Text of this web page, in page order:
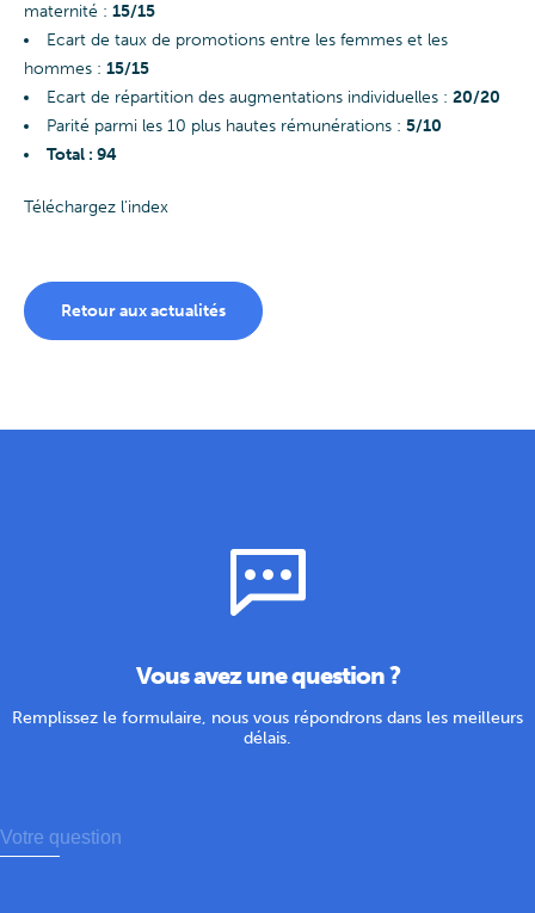
maternité : 15/15
Ecart de taux de promotions entre les femmes et les
hommes : 15/15
Ecart de répartition des augmentations individuelles : 20/20
Parité parmi les 10 plus hautes rémunérations : 5/10
Total : 94
Téléchargez l'index
Retour aux actualités
Vous avez une question ?
Remplissez le formulaire, nous vous répondrons dans les meilleurs
délais.